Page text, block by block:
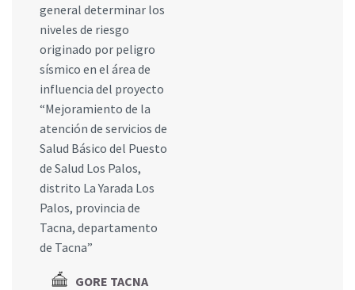
general determinar los
niveles de riesgo
originado por peligro
sísmico en el área de
influencia del proyecto
“Mejoramiento de la
atención de servicios de
Salud Básico del Puesto
de Salud Los Palos,
distrito La Yarada Los
Palos, provincia de
Tacna, departamento
de Tacna”
GORE TACNA